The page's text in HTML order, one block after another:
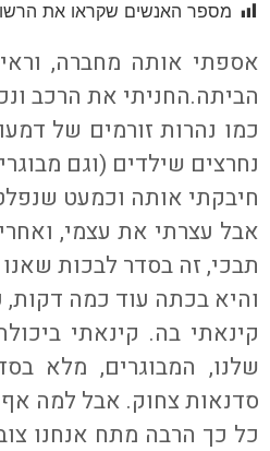
מספר האנשים שקראו את
אספתי אותה מחברה,
הביתה.החניתי את הרכב
כמו נהרות זורמים של
נחרצים שילדים (וגם
חיבקתי אותה וכמעט
אבל עצרתי את עצמי,
תבכי, זה בסדר לבכות
והיא בכתה עוד כמה דקות,
קינאתי בה. קינאתי
שלנו, המבוגרים, מלא
סדנאות צחוק. אבל למה
כל כך הרבה מתח אנחנו